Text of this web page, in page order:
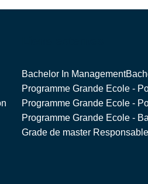
Bachelor In Management
Programme Grande Ecole -
Programme Grande Ecole -
Programme Grande Ecole -
Grade de master